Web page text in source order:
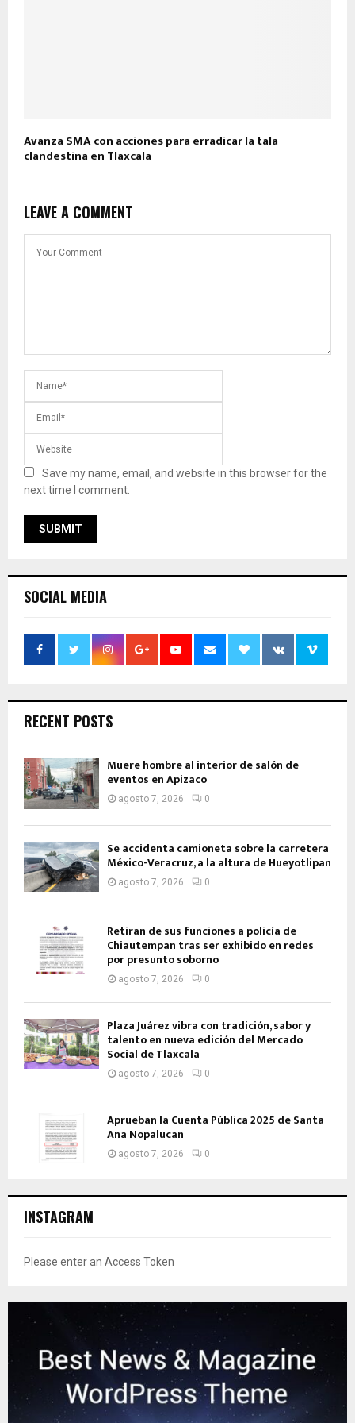
Avanza SMA con acciones para erradicar la tala
clandestina en Tlaxcala
LEAVE A COMMENT
Save my name, email, and website in this browser for the
next time I comment.
SOCIAL MEDIA
RECENT POSTS
Muere hombre al interior de salón de
eventos en Apizaco
agosto 7, 2026 0
Se accidenta camioneta sobre la carretera
México-Veracruz, a la altura de Hueyotlipan
agosto 7, 2026 0
Retiran de sus funciones a policía de
Chiautempan tras ser exhibido en redes
por presunto soborno
agosto 7, 2026 0
Plaza Juárez vibra con tradición, sabor y
talento en nueva edición del Mercado
Social de Tlaxcala
agosto 7, 2026 0
Aprueban la Cuenta Pública 2025 de Santa
Ana Nopalucan
agosto 7, 2026 0
INSTAGRAM
Please enter an Access Token